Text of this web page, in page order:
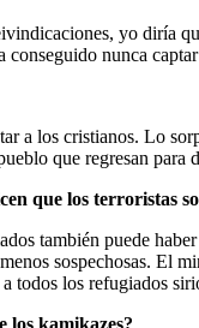
yo diría
conseguido nunca
a los cristianos. Lo
que regresan para
que los terroristas
también puede
sospechosas. El
todos los refugiados
los kamikazes?